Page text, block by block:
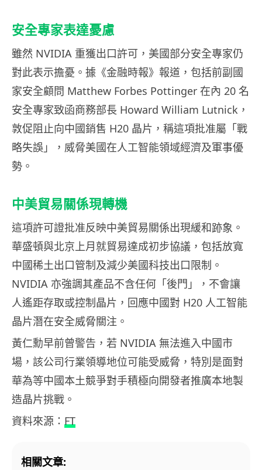
安全專家表達憂慮
雖然 NVIDIA 重獲出口許可，美國部分安全專家仍
對此表示擔憂。據《金融時報》報道，包括前副國
家安全顧問 Matthew Forbes Pottinger 在內 20 名
安全專家致函商務部長 Howard William Lutnick，
敦促阻止向中國銷售 H20 晶片，稱這項批准屬「戰
略失誤」，威脅美國在人工智能領域經濟及軍事優
勢。
中美貿易關係現轉機
這項許可證批准反映中美貿易關係出現緩和跡象。
華盛頓與北京上月就貿易達成初步協議，包括放寬
中國稀土出口管制及減少美國科技出口限制。
NVIDIA 亦強調其產品不含任何「後門」，不會讓
人遙距存取或控制晶片，回應中國對 H20 人工智能
晶片潛在安全威脅關注。
黃仁勳早前曾警告，若 NVIDIA 無法進入中國市
場，該公司行業領導地位可能受威脅，特別是面對
華為等中國本土競爭對手積極向開發者推廣本地製
造晶片挑戰。
資料來源： FT
相關文章: